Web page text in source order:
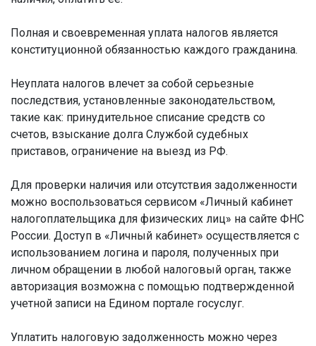
Полная и своевременная уплата налогов является
конституционной обязанностью каждого гражданина.
Неуплата налогов влечет за собой серьезные
последствия, установленные законодательством,
такие как: принудительное списание средств со
счетов, взыскание долга Службой судебных
приставов, ограничение на выезд из РФ.
Для проверки наличия или отсутствия задолженности
можно воспользоваться сервисом «Личный кабинет
налогоплательщика для физических лиц» на сайте ФНС
России. Доступ в «Личный кабинет» осуществляется с
использованием логина и пароля, полученных при
личном обращении в любой налоговый орган, также
авторизация возможна с помощью подтвержденной
учетной записи на Едином портале госуслуг.
Уплатить налоговую задолженность можно через